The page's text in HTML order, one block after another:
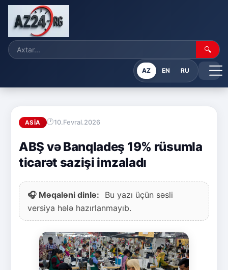
🔍
AZ EN RU
ASIA 10.Fevral.2026
ABŞ və Banqladeş 19% rüsumla
ticarət sazişi imzaladı
🎧 Məqaləni dinlə:
Bu yazı üçün səsli
versiya hələ hazırlanmayıb.